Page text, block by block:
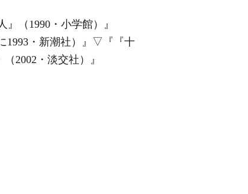
』（1990・小学館）』
・新潮社）』 ▽ 『『十
（2002・淡交社）』